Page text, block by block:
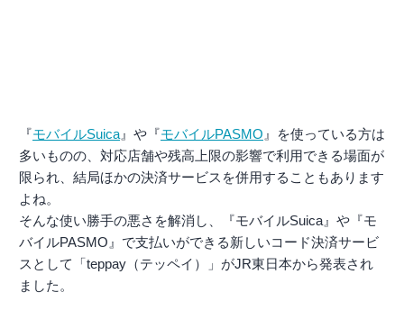
『モバイルSuica』や『モバイルPASMO』を使っている方は
多いものの、対応店舗や残高上限の影響で利用できる場面が
限られ、結局ほかの決済サービスを併用することもあります
よね。
そんな使い勝手の悪さを解消し、『モバイルSuica』や『モ
バイルPASMO』で支払いができる新しいコード決済サービ
スとして「teppay（テッペイ）」がJR東日本から発表され
ました。